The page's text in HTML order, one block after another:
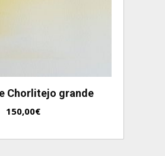
Chorlitejo grande
150,00€